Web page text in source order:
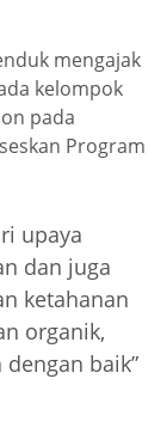
mengajak
kelompok
pada
Program
upaya
dan juga
ketahanan
organik,
baik”